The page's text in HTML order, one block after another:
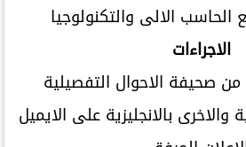
الحاسب الالى والتكنولوجيا
الاجراءات
صحيفة الاحوال التفصيلية
والاخرى بالانجليزية على الايميل